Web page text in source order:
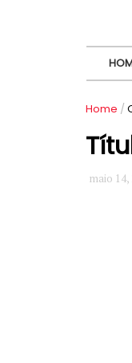
Home /
maio 14,